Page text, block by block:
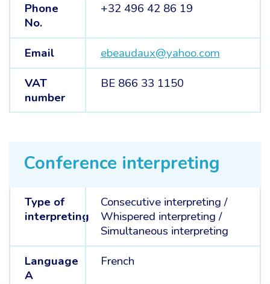
Phone
No.
+32 496 42 86 19
Email
ebeaudaux@yahoo.com
VAT
number
BE 866 33 1150
Conference interpreting
Type of
interpreting
Consecutive interpreting/
Whispered interpreting/
Simultaneous interpreting
Language
A
French